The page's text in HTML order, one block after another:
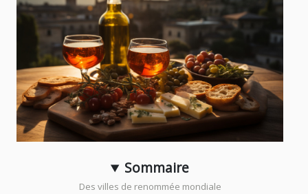
Sommaire
Des villes de renommée mondiale